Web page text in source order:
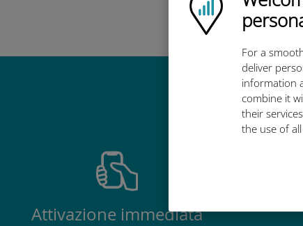
For a
deliver
information
combine it
their
the use of
Perché
Attivazione immediata